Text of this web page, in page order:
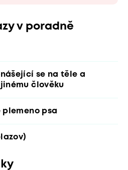
v poradně
se na těle a
člověku
psa